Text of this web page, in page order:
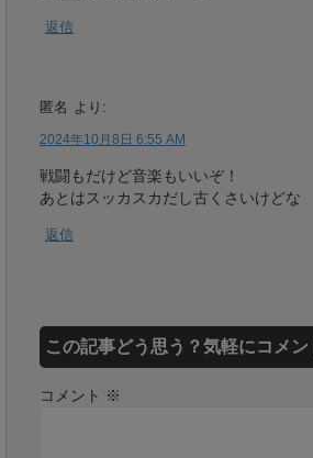
返信
匿名 より:
2024年10月8日 6:55 AM
戦闘もだけど音楽もいいぞ！
あとはスッカスカだし古くさいけどな
返信
この記事どう思う？気軽にコメ
コメント ※